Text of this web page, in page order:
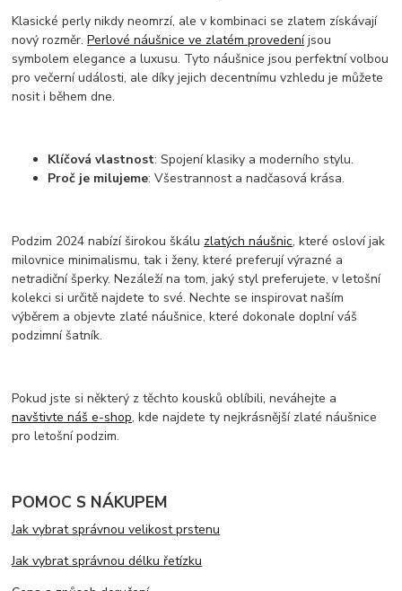
Klasické perly nikdy neomrzí, ale v kombinaci se zlatem získávají
nový rozměr.Perlové náušnice ve zlatém provedeníjsou
symbolem elegance a luxusu. Tyto náušnice jsou perfektní volbou
pro večerní události, ale díky jejich decentnímu vzhledu je můžete
nosit i během dne.
Klíčová vlastnost: Spojení klasiky a moderního stylu.
Proč je milujeme: Všestrannost a nadčasová krása.
Podzim 2024 nabízí širokou škálu zlatých náušnic, které osloví jak
milovnice minimalismu, tak i ženy, které preferují výrazné a
netradiční šperky. Nezáleží na tom, jaký styl preferujete, v letošní
kolekci si určitě najdete to své. Nechte se inspirovat naším
výběrem a objevte zlaté náušnice, které dokonale doplní váš
podzimní šatník.
Pokud jste si některý z těchto kousků oblíbili, neváhejte a
navštivte náš e-shop, kde najdete ty nejkrásnější zlaté náušnice
pro letošní podzim.
POMOC S NÁKUPEM
Jak vybrat správnou velikost prstenu
Jak vybrat správnou délku řetízku